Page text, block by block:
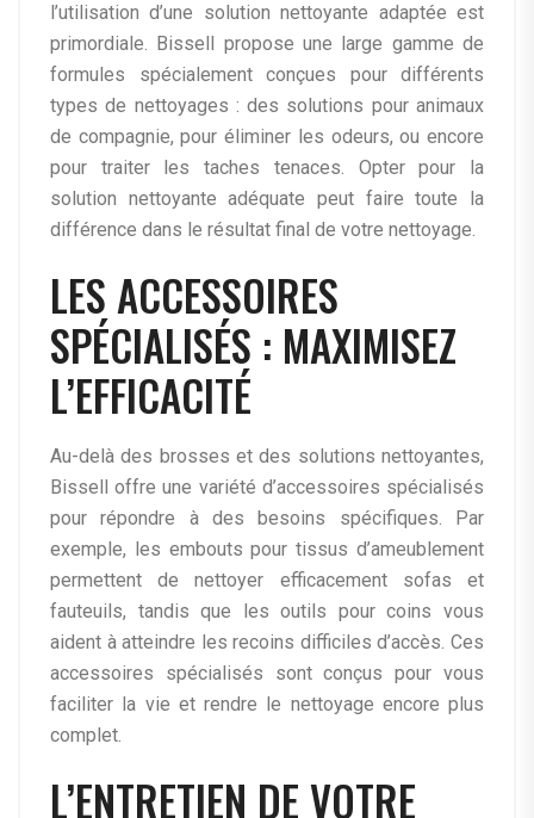
l’utilisation d’une solution nettoyante adaptée est
primordiale. Bissell propose une large gamme de
formules spécialement conçues pour différents
types de nettoyages : des solutions pour animaux
de compagnie, pour éliminer les odeurs, ou encore
pour traiter les taches tenaces. Opter pour la
solution nettoyante adéquate peut faire toute la
différence dans le résultat final de votre nettoyage.
LES ACCESSOIRES
SPÉCIALISÉS : MAXIMISEZ
L’EFFICACITÉ
Au-delà des brosses et des solutions nettoyantes,
Bissell offre une variété d’accessoires spécialisés
pour répondre à des besoins spécifiques. Par
exemple, les embouts pour tissus d’ameublement
permettent de nettoyer efficacement sofas et
fauteuils, tandis que les outils pour coins vous
aident à atteindre les recoins difficiles d’accès. Ces
accessoires spécialisés sont conçus pour vous
faciliter la vie et rendre le nettoyage encore plus
complet.
L’ENTRETIEN DE VOTRE